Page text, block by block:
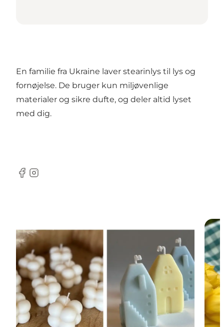
En familie fra Ukraine laver stearinlys til lys og
fornøjelse. De bruger kun miljøvenlige
materialer og sikre dufte, og deler altid lyset
med dig.
facebook
Instagram